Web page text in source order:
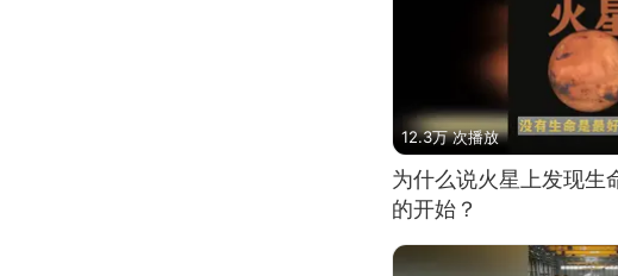
12.3万 次播放
为什么说火星上发现生
的开始？